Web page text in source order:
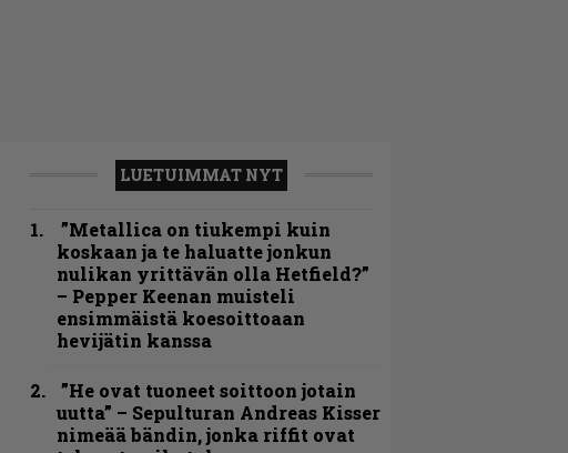
LUETUIMMAT NYT
”Metallica on tiukempi kuin
koskaan ja te haluatte jonkun
nulikan yrittävän olla Hetfield?”
– Pepper Keenan muisteli
ensimmäistä koesoittoaan
hevijätin kanssa
”He ovat tuoneet soittoon jotain
uutta” – Sepulturan Andreas Kisser
nimeää bändin, jonka riffit ovat